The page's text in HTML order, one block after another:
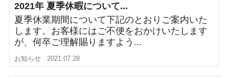
2021年 夏季休暇について...
夏季休業期間について下記のとおりご案内いた
します。お客様にはご不便をおかけいたします
が、何卒ご理解賜りますよう...
お知らせ 2021.07.28